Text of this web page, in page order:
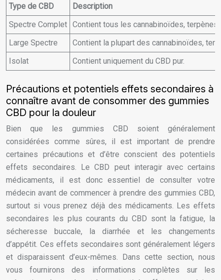
Type de CBD
Description
Spectre Complet Contient tous les cannabinoïdes,
Large Spectre
Contient la plupart des cannabinoïdes,
Isolat
Contient uniquement du CBD pur.
Précautions et potentiels effets secondaires à
connaître avant de consommer des gummies
CBD pour la douleur
Bien que les gummies CBD soient généralement
considérées comme sûres, il est important de prendre
certaines précautions et d’être conscient des potentiels
effets secondaires. Le CBD peut interagir avec certains
médicaments, il est donc essentiel de consulter votre
médecin avant de commencer à prendre des gummies CBD,
surtout si vous prenez déjà des médicaments. Les effets
secondaires les plus courants du CBD sont la fatigue, la
sécheresse buccale, la diarrhée et les changements
d’appétit. Ces effets secondaires sont généralement légers
et disparaissent d’eux-mêmes. Dans cette section, nous
vous fournirons des informations complètes sur les